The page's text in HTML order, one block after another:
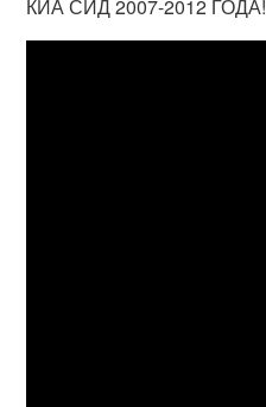
КИА СИД 2007-2012 ГОДА!